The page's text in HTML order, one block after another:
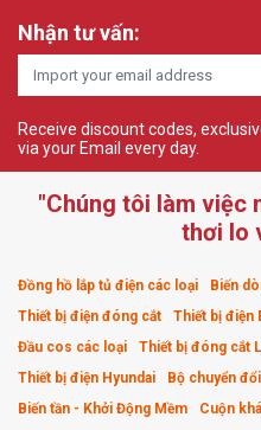
Nhận tư vấn:
Receive discount codes,
via your Email every day.
"Chúng tôi làm việc
thơi lo
Đồng hồ lắp tủ điện các loại
Biến
Thiết bị điện đóng cắt
Thiết bị điện
Đầu cos các loại
Thiết bị đóng cắt
Thiết bị điện Hyundai
Bộ chuyển
Biến tần - Khởi Động Mềm
Cuộn